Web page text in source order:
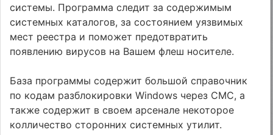
системы. Программа следит за содержимым
системных каталогов, за состоянием уязвимых
мест реестра и поможет предотвратить
появлению вирусов на Вашем флеш носителе.
База программы содержит большой справочник
по кодам разблокировки Windows через СМС, а
также содержит в своем арсенале некоторое
колличество сторонних системных утилит.